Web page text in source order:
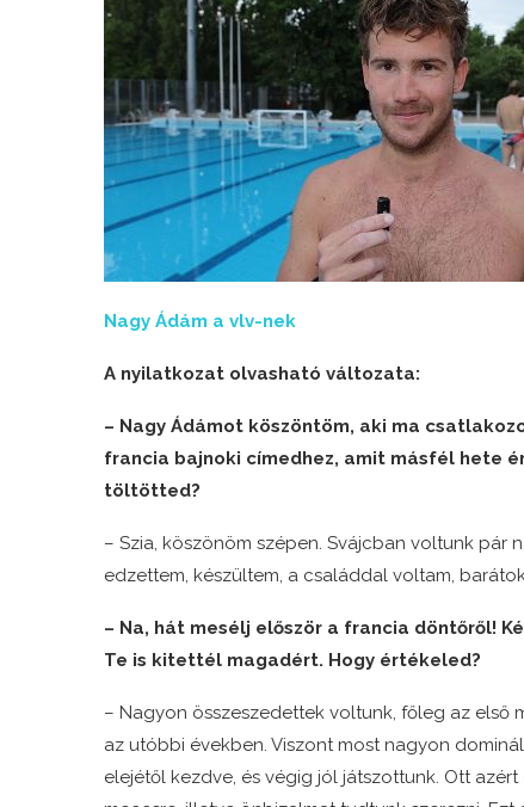
Nagy Ádám a vlv-nek
A nyilatkozat olvasható változata:
– Nagy Ádámot köszöntöm, aki ma
francia bajnoki címedhez, amit másfél hete
töltötted?
– Szia, köszönöm szépen. Svájcban voltunk
edzettem, készültem, a családdal voltam,
– Na, hát mesélj először a francia döntőről!
Te is kitettél magadért. Hogy értékeled?
– Nagyon összeszedettek voltunk, főleg az első
az utóbbi években. Viszont most nagyon
elejétől kezdve, és végig jól játszottunk. Ott